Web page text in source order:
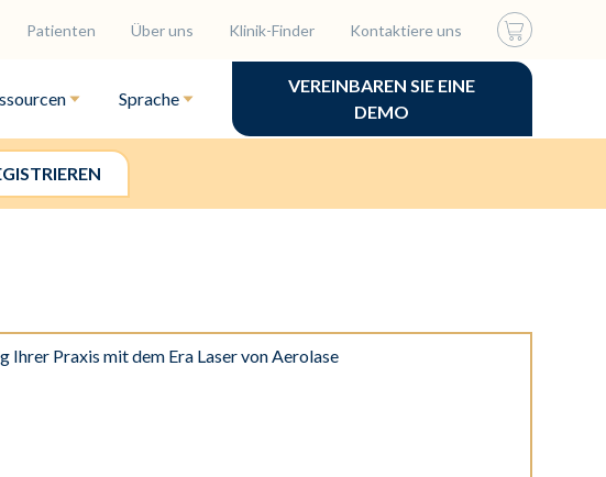
Patienten Über uns Klinik-Finder Kontaktiere uns
Sprache
VEREINBAREN SIE EINE
DEMO